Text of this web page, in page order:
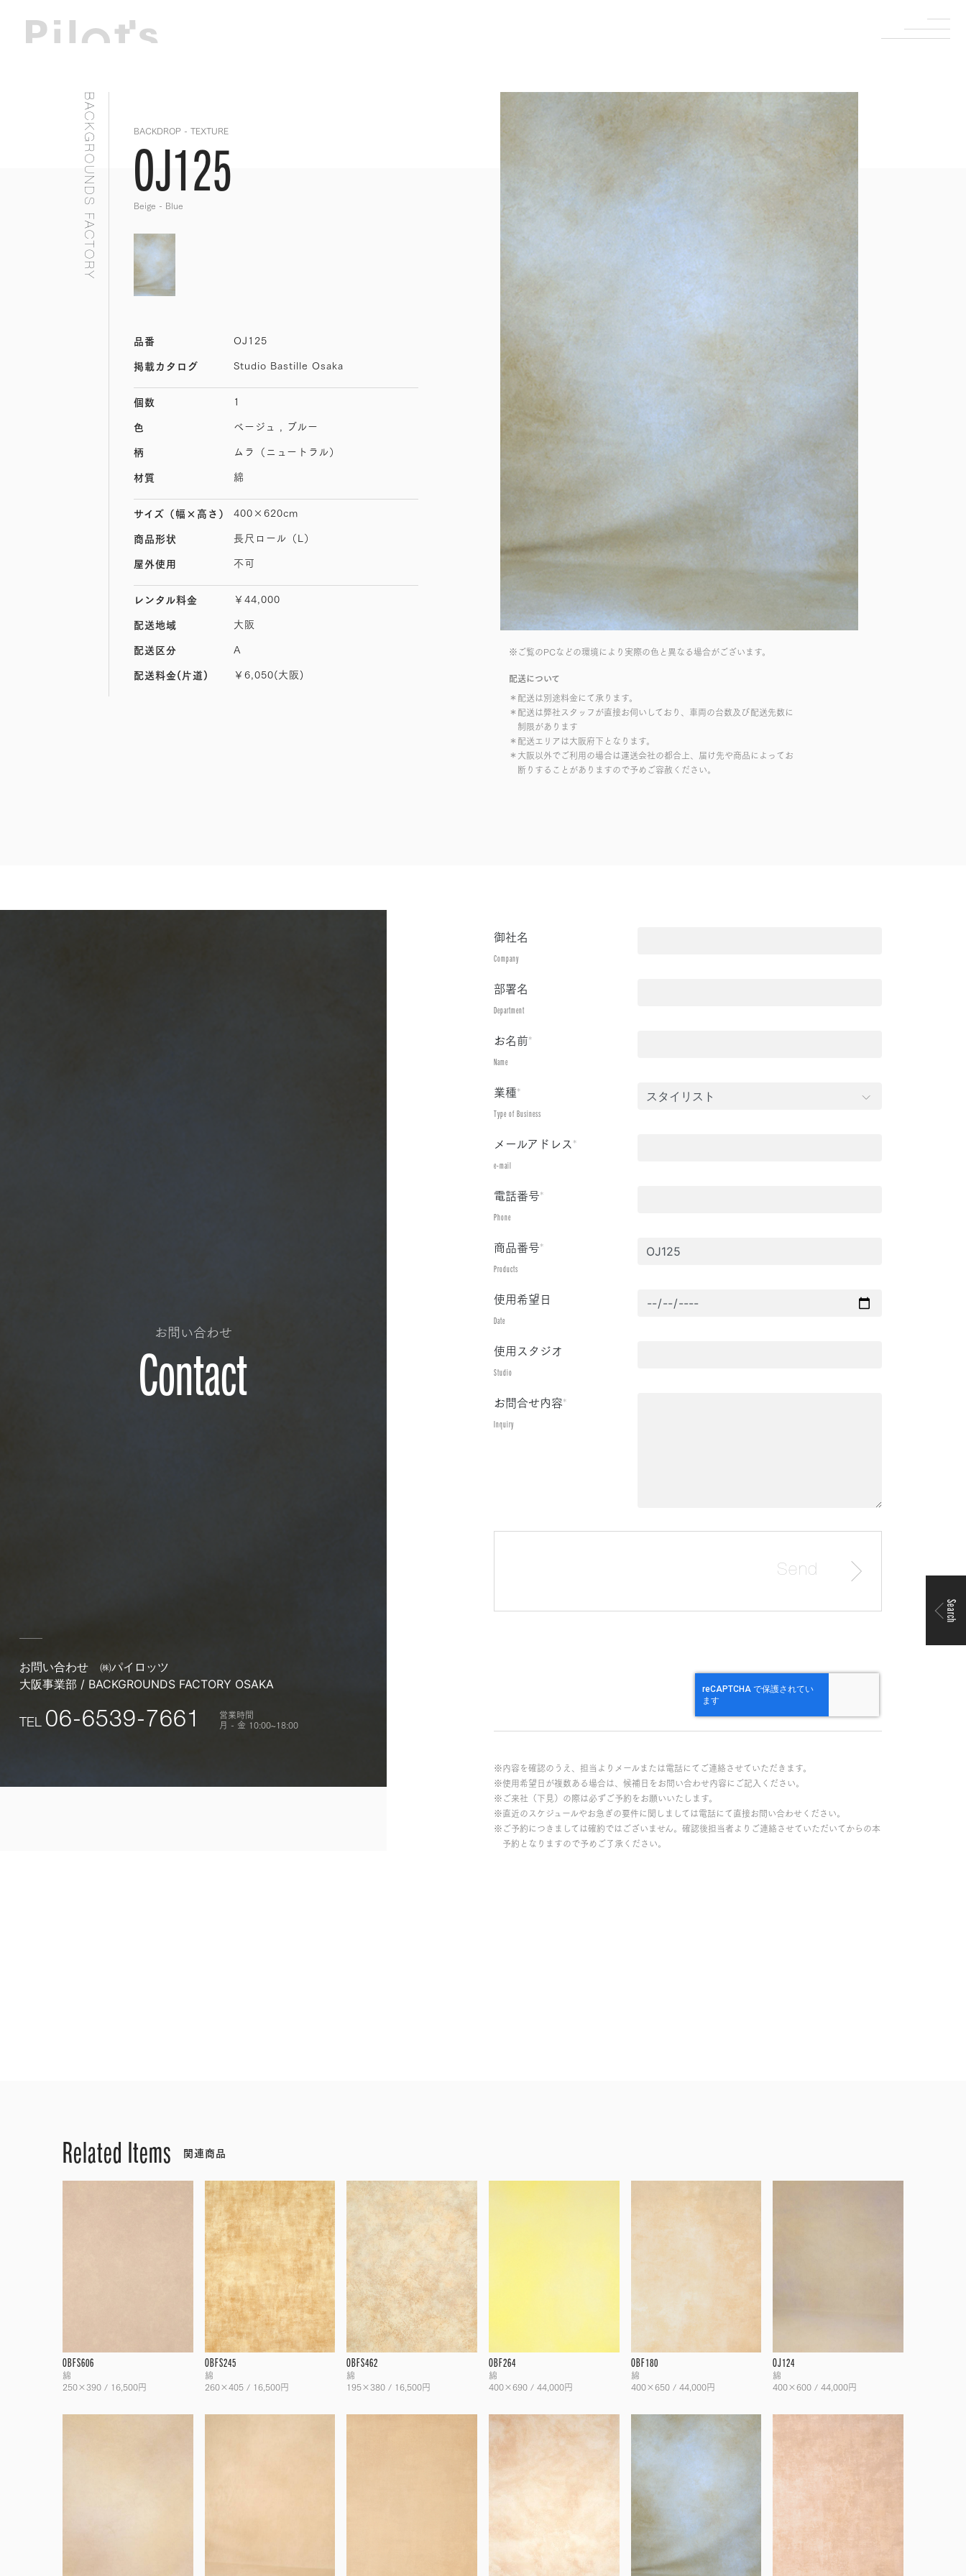
BACKGROUNDS FACTORY BACKDROP - TEXTURE
OJ125
Beige - Blue
※ご覧のPCなどの環境により実際の色と異なる場合がございます。
配送について
＊配送は別途料金にて承ります。
＊配送は弊社スタッフが直接お伺いしており、車両の台数及び配送先数に
制限があります
＊配送エリアは大阪府下となります。
＊大阪以外でご利用の場合は運送会社の都合上、届け先や商品によってお
断りすることがありますので予めご容赦ください。
品番 OJ125
掲載カタログ Studio Bastille Osaka
個数 1
色 ベージュ , ブルー
柄 ムラ（ニュートラル）
材質 綿
サイズ （幅×高さ） 400×620cm
商品形状 長尺ロール（L）
屋外使用 不可
レンタル料金 ￥44,000
配送地域 大阪
配送区分 A
配送料金(片道) ￥6,050(大阪)
お問い合わせ
Contact
お問い合わせ
㈱パイロッツ
大阪事業部 / BACKGROUNDS FACTORY OSAKA
TEL 06-6539-7661 営業時間
月 - 金 10:00~18:00
御社名
Company
部署名
Department
お名前*
Name
業種*
Type of Business
メールアドレス*
e-mail
電話番号*
Phone
商品番号*
Products
使用希望日
Date
使用スタジオ
Studio
お問合せ内容*
Inquiry
※内容を確認のうえ、担当よりメールまたは電話にてご連絡させていただきます。
※使用希望日が複数ある場合は、候補日をお問い合わせ内容にご記入ください。
※ご来社（下見）の際は必ずご予約をお願いいたします。
※直近のスケジュールやお急ぎの要件に関しましては電話にて直接お問い合わせください。
※ご予約につきましては確約ではございません。確認後担当者よりご連絡させていただいてからの本
予約となりますので予めご了承ください。
Related Items 関連商品
OBFS606
綿
250×390 / 16,500円
OBFS245
綿
260×405 / 16,500円
OBFS462
綿
195×380 / 16,500円
OBF264
綿
400×690 / 44,000円
OBF180
綿
400×650 / 44,000円
OJ124
綿
400×600 / 44,000円
Search